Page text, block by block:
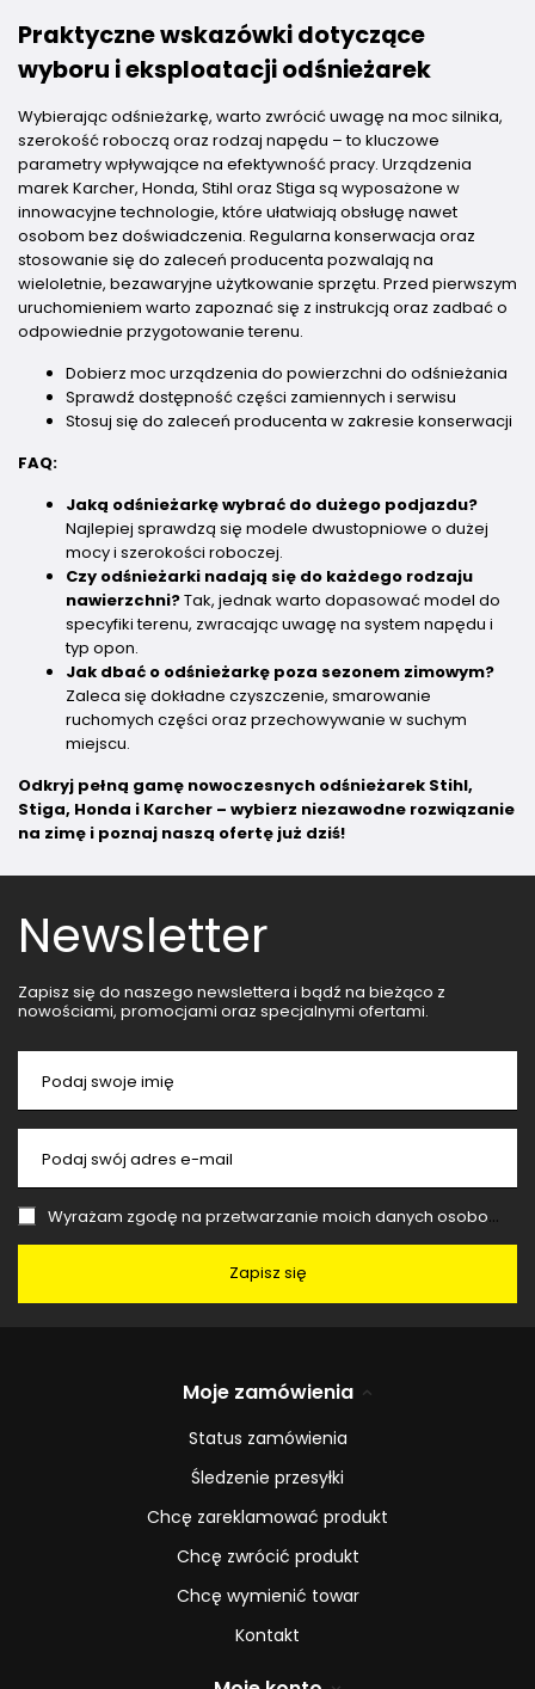
Praktyczne wskazówki dotyczące
wyboru i eksploatacji odśnieżarek
Wybierając odśnieżarkę, warto zwrócić uwagę na moc silnika,
szerokość roboczą oraz rodzaj napędu – to kluczowe
parametry wpływające na efektywność pracy. Urządzenia
marek Karcher, Honda, Stihl oraz Stiga są wyposażone w
innowacyjne technologie, które ułatwiają obsługę nawet
osobom bez doświadczenia. Regularna konserwacja oraz
stosowanie się do zaleceń producenta pozwalają na
wieloletnie, bezawaryjne użytkowanie sprzętu. Przed pierwszym
uruchomieniem warto zapoznać się z instrukcją oraz zadbać o
odpowiednie przygotowanie terenu.
Dobierz moc urządzenia do powierzchni do odśnieżania
Sprawdź dostępność części zamiennych i serwisu
Stosuj się do zaleceń producenta w zakresie konserwacji
FAQ:
Jaką odśnieżarkę wybrać do dużego podjazdu?
Najlepiej sprawdzą się modele dwustopniowe o dużej
mocy i szerokości roboczej.
Czy odśnieżarki nadają się do każdego rodzaju
nawierzchni?Tak, jednak warto dopasować model do
specyfiki terenu, zwracając uwagę na system napędu i
typ opon.
Jak dbać o odśnieżarkę poza sezonem zimowym?
Zaleca się dokładne czyszczenie, smarowanie
ruchomych części oraz przechowywanie w suchym
miejscu.
Odkryj pełną gamę nowoczesnych odśnieżarek Stihl,
Stiga, Honda i Karcher – wybierz niezawodne rozwiązanie
na zimę i poznaj naszą ofertę już dziś!
Newsletter
Zapisz się do naszego newslettera i bądź na bieżąco z
nowościami, promocjami oraz specjalnymi ofertami.
Podaj swoje imię
Podaj swój adres e-mail
Wyrażam zgodę na przetwarzanie moich danych osobowych (adres e-mail) na potrzeby wysyłki newslettera z informacją handlową (marketing). Więcej w
Zapisz się
Moje zamówienia
Status zamówienia
Śledzenie przesyłki
Chcę zareklamować produkt
Chcę zwrócić produkt
Chcę wymienić towar
Kontakt